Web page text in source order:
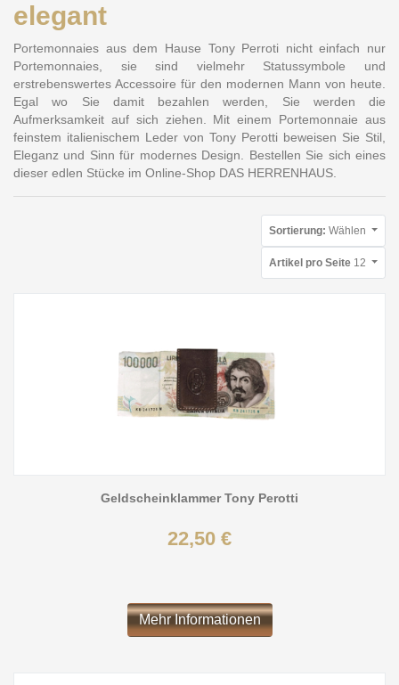
elegant
Portemonnaies aus dem Hause Tony Perroti nicht einfach nur
Portemonnaies, sie sind vielmehr Statussymbole und
erstrebenswertes Accessoire für den modernen Mann von heute.
Egal wo Sie damit bezahlen werden, Sie werden die
Aufmerksamkeit auf sich ziehen. Mit einem Portemonnaie aus
feinstem italienischem Leder von Tony Perotti beweisen Sie Stil,
Eleganz und Sinn für modernes Design. Bestellen Sie sich eines
dieser edlen Stücke im Online-Shop DAS HERRENHAUS.
Sortierung: Wählen
Artikel pro Seite 12
Geldscheinklammer Tony Perotti
22,50 €
Mehr Informationen